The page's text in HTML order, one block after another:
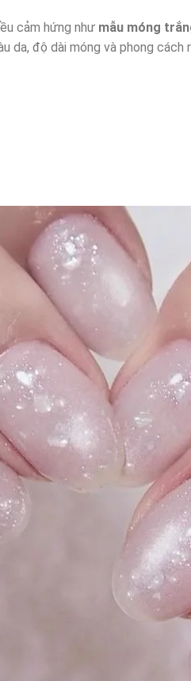
cảm hứng như mẫu móng
da, độ dài móng và phong cách